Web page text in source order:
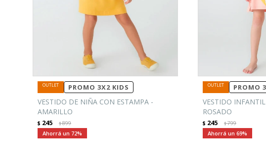
PROMO 3X2 KIDS
VESTIDO DE NIÑA CON ESTAMPA -
AMARILLO
$ 245 $899
72
PROMO
VESTIDO
ROSADO
$ 245 $799
69